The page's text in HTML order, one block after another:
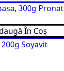
300g Pronat
În Coș